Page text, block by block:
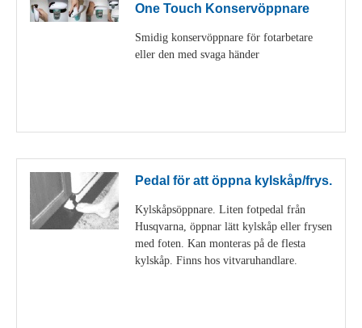
One Touch Konservöppnare
Smidig konservöppnare för fotarbetare
eller den med svaga händer
Pedal för att öppna kylskåp/frys.
Kylskåpsöppnare. Liten fotpedal från
Husqvarna, öppnar lätt kylskåp eller frysen
med foten. Kan monteras på de flesta
kylskåp. Finns hos vitvaruhandlare.